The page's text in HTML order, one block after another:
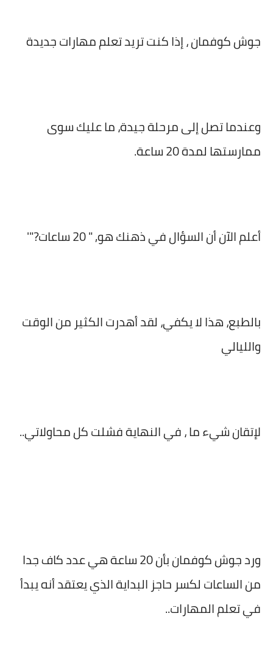
جوش كوفمان ، إذا كنت تريد تعلم مهارات جديدة
وعندما تصل إلى مرحلة جيدة، ما عليك سوى
ممارستها لمدة 20 ساعة.
أعلم الآن أن السؤال في ذهنك هو, " 20 ساعات?"'
بالطبع، هذا لا يكفي، لقد أهدرت الكثير من الوقت
والليالي
لإتقان شيء ما ، في النهاية فشلت كل محاولاتي..
ورد جوش كوفمان بأن 20 ساعة هي عدد كاف جدا
من الساعات لكسر حاجز البداية الذي يعتقد أنه يبدأ
في تعلم المهارات..